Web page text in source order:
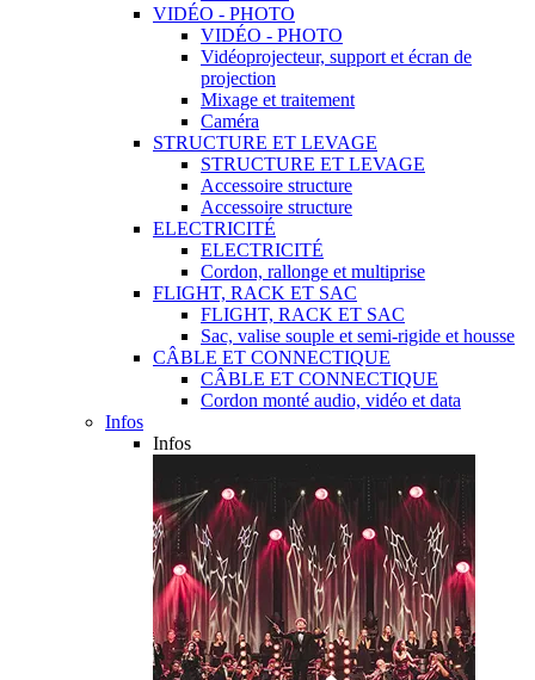
VIDÉO - PHOTO
VIDÉO - PHOTO
Vidéoprojecteur, support et écran de
projection
Mixage et traitement
Caméra
STRUCTURE ET LEVAGE
STRUCTURE ET LEVAGE
Accessoire structure
Accessoire structure
ELECTRICITÉ
ELECTRICITÉ
Cordon, rallonge et multiprise
FLIGHT, RACK ET SAC
FLIGHT, RACK ET SAC
Sac, valise souple et semi-rigide et housse
CÂBLE ET CONNECTIQUE
CÂBLE ET CONNECTIQUE
Cordon monté audio, vidéo et data
Infos
Infos